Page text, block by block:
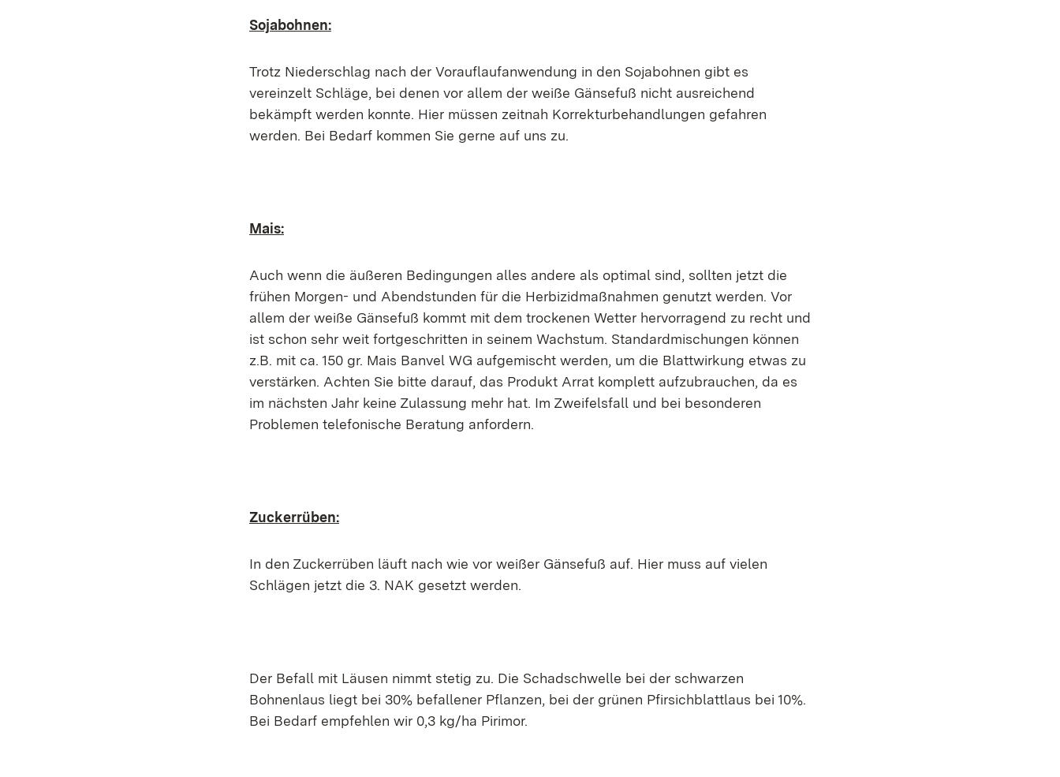
Sojabohnen:
Trotz Niederschlag nach der Vorauflaufanwendung in den Sojabohnen gibt es
vereinzelt Schläge, bei denen vor allem der weiße Gänsefuß nicht ausreichend
bekämpft werden konnte. Hier müssen zeitnah Korrekturbehandlungen gefahren
werden. Bei Bedarf kommen Sie gerne auf uns zu.
Mais:
Auch wenn die äußeren Bedingungen alles andere als optimal sind, sollten jetzt die
frühen Morgen- und Abendstunden für die Herbizidmaßnahmen genutzt werden. Vor
allem der weiße Gänsefuß kommt mit dem trockenen Wetter hervorragend zu recht und
ist schon sehr weit fortgeschritten in seinem Wachstum. Standardmischungen können
z.B. mit ca. 150 gr. Mais Banvel WG aufgemischt werden, um die Blattwirkung etwas zu
verstärken. Achten Sie bitte darauf, das Produkt Arrat komplett aufzubrauchen, da es
im nächsten Jahr keine Zulassung mehr hat. Im Zweifelsfall und bei besonderen
Problemen telefonische Beratung anfordern.
Zuckerrüben:
In den Zuckerrüben läuft nach wie vor weißer Gänsefuß auf. Hier muss auf vielen
Schlägen jetzt die 3. NAK gesetzt werden.
Der Befall mit Läusen nimmt stetig zu. Die Schadschwelle bei der schwarzen
Bohnenlaus liegt bei 30% befallener Pflanzen, bei der grünen Pfirsichblattlaus bei 10%.
Bei Bedarf empfehlen wir 0,3 kg/ha Pirimor.